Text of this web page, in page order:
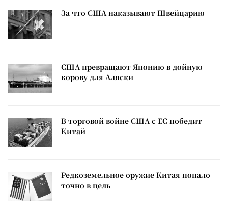
За что США наказывают Швейцарию
США превращают Японию в дойную
корову для Аляски
В торговой войне США с ЕС победит
Китай
Редкоземельное оружие Китая попало
точно в цель